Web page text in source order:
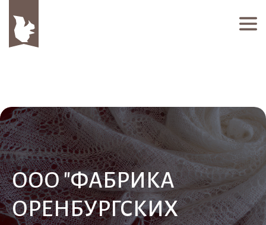
ООО "ФАБРИКА
ОРЕНБУРГСКИХ